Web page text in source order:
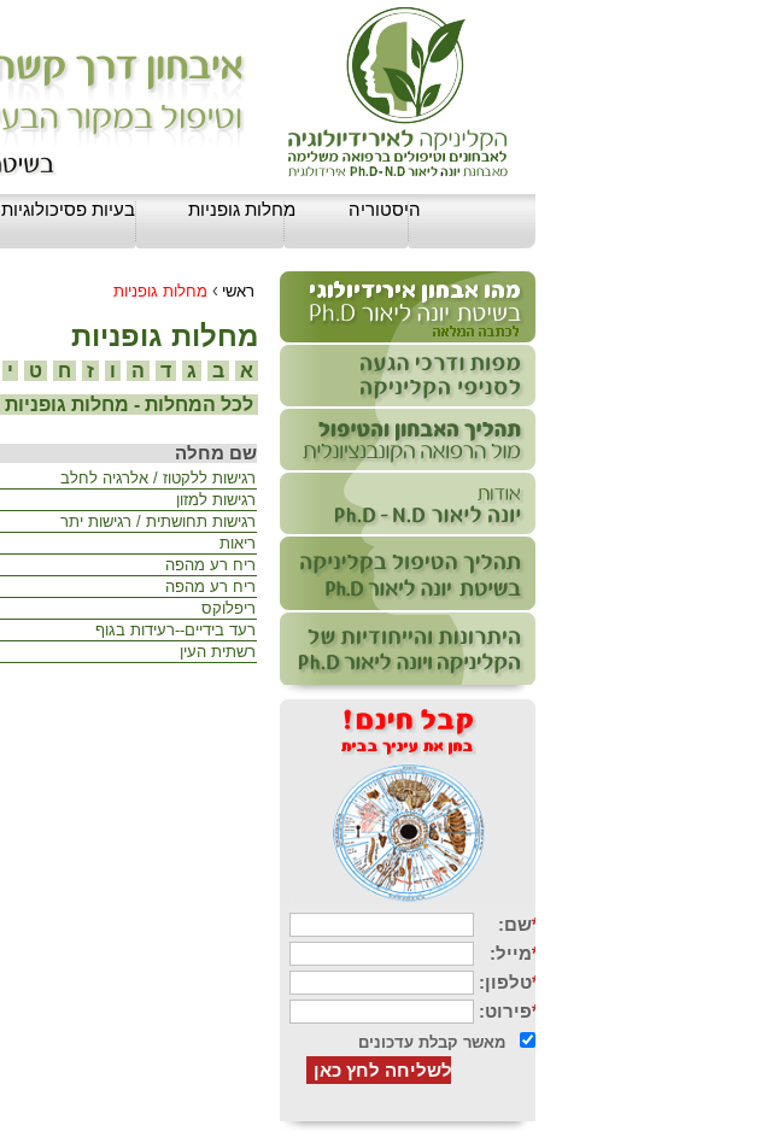
בעיות פסיכולוגיות מחלות גופניות
היסטוריה
ראשי › מחלות גופניות
מחלות גופניות
א ב ג ד ה ו ז ח ט י
לכל המחלות - מחלות גופניות
שם מחלה
רגישות ללקטוז / אלרגיה לחלב
רגישות למזון
רגישות תחושתית / רגישות יתר
ריאות
ריח רע מהפה
ריח רע מהפה
ריפלוקס
רעד בידיים--רעידות בגוף
רשתית העין